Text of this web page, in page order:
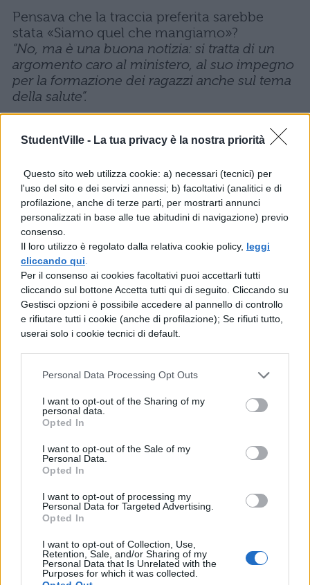
StudentVille - La tua privacy è la nostra priorità
Questo sito web utilizza cookie: a) necessari (tecnici) per
l'uso del sito e dei servizi annessi; b) facoltativi (analitici e di
profilazione, anche di terze parti, per mostrarti annunci
personalizzati in base alle tue abitudini di navigazione) previo
consenso.
Il loro utilizzo è regolato dalla relativa cookie policy, leggi
cliccando qui
Per il consenso ai cookies facoltativi puoi accettarli tutti
cliccando sul bottone Accetta tutti qui di seguito. Cliccando su
Gestisci opzioni è possibile accedere al pannello di controllo
e rifiutare tutti i cookie (anche di profilazione); Se rifiuti tutto,
userai solo i cookie tecnici di default.
Personal Data Processing Opt Outs
I want to opt-out of the Sharing of my
personal data.
Opted In
I want to opt-out of the Sale of my
Personal Data.
Opted In
I want to opt-out of processing my
Personal Data for Targeted Advertising.
Opted In
I want to opt-out of Collection, Use,
Retention, Sale, and/or Sharing of my
Personal Data that Is Unrelated with the
Purposes for which it was collected.
Pensava che la traccia preferita sarebbe
stata «Siamo quel che mangiamo»?
“No, ma è una buona notizia: si tratta di un
argomento caro al ministero, al suo impegno
per la formazione dei ragazzi anche sul tema
della salute”.
dribblare i pronostici che girano su internet?
tecnici. La scelta viene fatta a metà maggio,
poi bisogna stampare tutti i documenti da
inviare alle scuole. Per la fuga di notizie
abbiamo le nostre misure di sicurezza. Usare
internet per mandare le prove alle scuole
all’ultimo momento? “È un’ipotesi che stiamo
studiando. Sarebbe tutto più semplice, più
sicuro e anche meno costoso. Forse il
prossimo anno partiremo con una
sperimentazione”.
COMMENTI
La tua email sarà utilizzata per comunicarti se qualcuno risponde al tuo commento e non